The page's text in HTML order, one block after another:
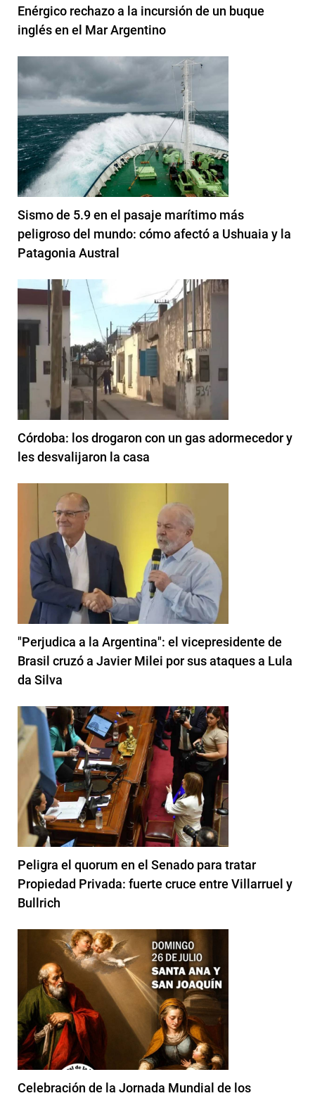
Enérgico rechazo a la incursión de un buque
inglés en el Mar Argentino
Sismo de 5.9 en el pasaje marítimo más
peligroso del mundo: cómo afectó a Ushuaia y la
Patagonia Austral
Córdoba: los drogaron con un gas adormecedor y
les desvalijaron la casa
"Perjudica a la Argentina": el vicepresidente de
Brasil cruzó a Javier Milei por sus ataques a Lula
da Silva
Peligra el quorum en el Senado para tratar
Propiedad Privada: fuerte cruce entre Villarruel y
Bullrich
Celebración de la Jornada Mundial de los